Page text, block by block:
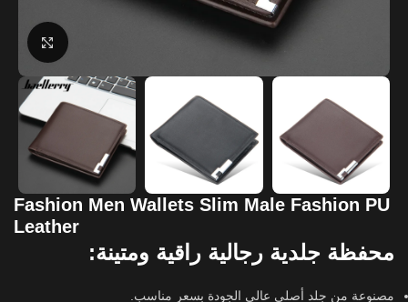
Click to enlarge
Fashion Men Wallets Slim Male Fashion PU
Leather
محفظة جلدية رجالية راقية ومتينة:
مصنوعة من جلد أصلي عالي الجودة بسعر مناسب.